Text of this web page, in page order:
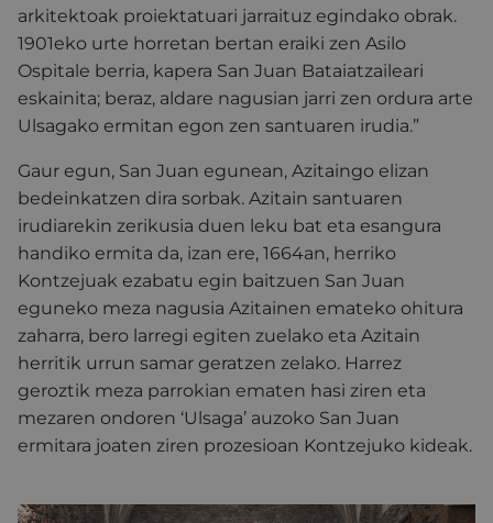
arkitektoak proiektatuari jarraituz egindako obrak.
1901eko urte horretan bertan eraiki zen Asilo
Ospitale berria, kapera San Juan Bataiatzaileari
eskainita; beraz, aldare nagusian jarri zen ordura arte
Ulsagako ermitan egon zen santuaren irudia.”
Gaur egun, San Juan egunean, Azitaingo elizan
bedeinkatzen dira sorbak. Azitain santuaren
irudiarekin zerikusia duen leku bat eta esangura
handiko ermita da, izan ere, 1664an, herriko
Kontzejuak ezabatu egin baitzuen San Juan
eguneko meza nagusia Azitainen emateko ohitura
zaharra, bero larregi egiten zuelako eta Azitain
herritik urrun samar geratzen zelako. Harrez
geroztik meza parrokian ematen hasi ziren eta
mezaren ondoren ‘Ulsaga’ auzoko San Juan
ermitara joaten ziren prozesioan Kontzejuko kideak.